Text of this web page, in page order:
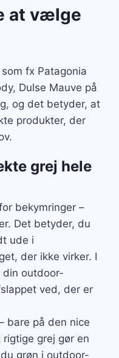
at vælge
fx Patagonia
Dulse Mauve på
og det betyder, at
produkter, der
grej hele
bekymringer –
Det betyder, du
ude i
der ikke virker. I
outdoor-
ved, der er
bare på den nice
grej gør en
grøn i outdoor-